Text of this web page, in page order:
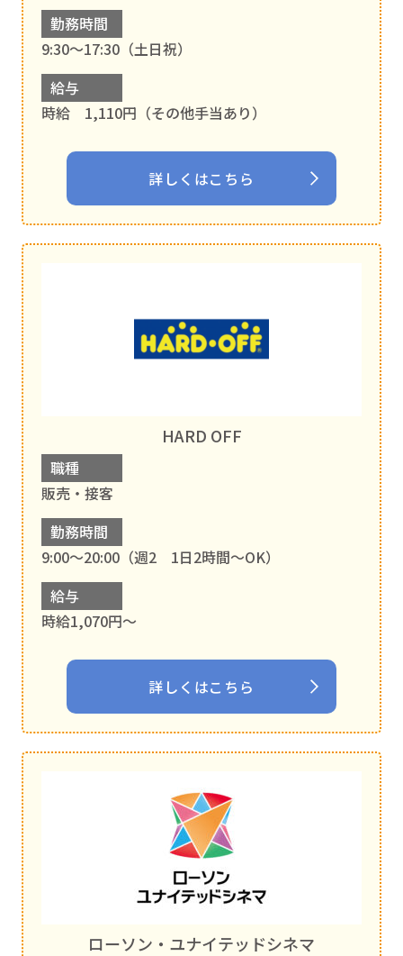
勤務時間
9:30～17:30（土日祝）
給与
時給 1,110円（その他手当あり）
詳しくはこちら
HARD OFF
職種
販売・接客
勤務時間
9:00～20:00（週2 1日2時間～OK）
給与
時給1,070円～
詳しくはこちら
ローソン・ユナイテッドシネマ